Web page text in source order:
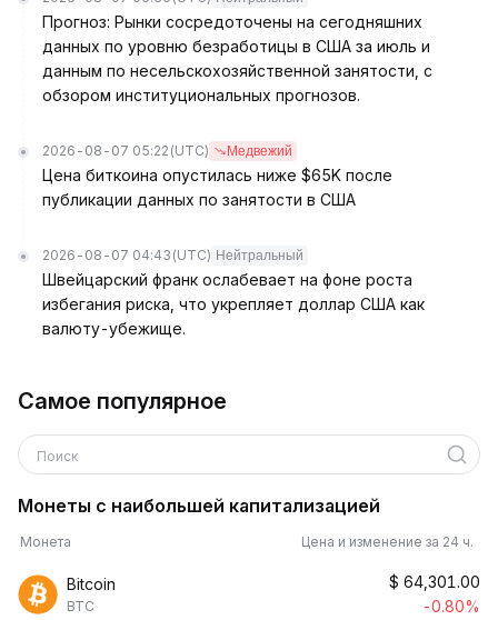
Прогноз: Рынки сосредоточены на сегодняшних
данных по уровню безработицы в США за июль и
данным по несельскохозяйственной занятости, с
обзором институциональных прогнозов.
2026-08-07 05:22 (UTC) Медвежий
Цена биткоина опустилась ниже $65K после
публикации данных по занятости в США
2026-08-07 04:43 (UTC) Нейтральный
Швейцарский франк ослабевает на фоне роста
избегания риска, что укрепляет доллар США как
валюту-убежище.
Самое популярное
Поиск
Монеты с наибольшей капитализацией
Монета Цена и изменение за 24 ч.
Bitcoin
BTC
$ 64,301.00
-0.80%